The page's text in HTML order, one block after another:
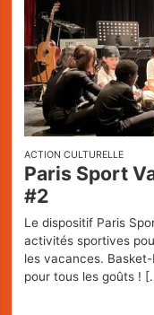
ACTION CULTURELLE
Paris Sport
#2
Le dispositif Paris
activités sportives
les vacances.
pour tous les goûts !